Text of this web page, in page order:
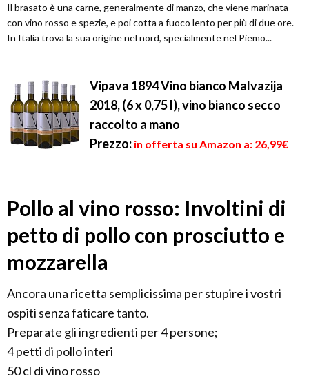
Il brasato è una carne, generalmente di manzo, che viene marinata
con vino rosso e spezie, e poi cotta a fuoco lento per più di due ore.
In Italia trova la sua origine nel nord, specialmente nel Piemo...
Vipava 1894 Vino bianco Malvazija
2018, (6 x 0,75 l), vino bianco secco
raccolto a mano
Prezzo: in offerta su Amazon a: 26,99€
Pollo al vino rosso: Involtini di
petto di pollo con prosciutto e
mozzarella
Ancora una ricetta semplicissima per stupire i vostri
ospiti senza faticare tanto.
Preparate gli ingredienti per 4 persone;
4 petti di pollo interi
50 cl di vino rosso